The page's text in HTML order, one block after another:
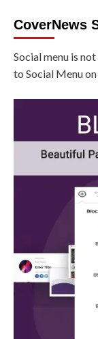
CoverNews
Social menu is
to Social Menu